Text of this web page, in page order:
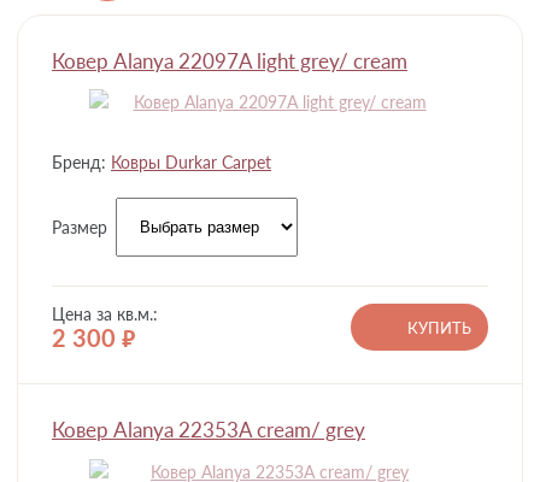
Ковер Alanya 22097A light grey/ cream
Бренд: Ковры Durkar Carpet
Размер
Цена за кв.м.:
2 300 руб.
КУПИТЬ
Ковер Alanya 22353A cream/ grey